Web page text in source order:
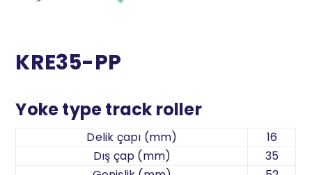
KRE35-PP
Yoke type track roller
Delik çapı (mm)
16
Dış çap (mm)
35